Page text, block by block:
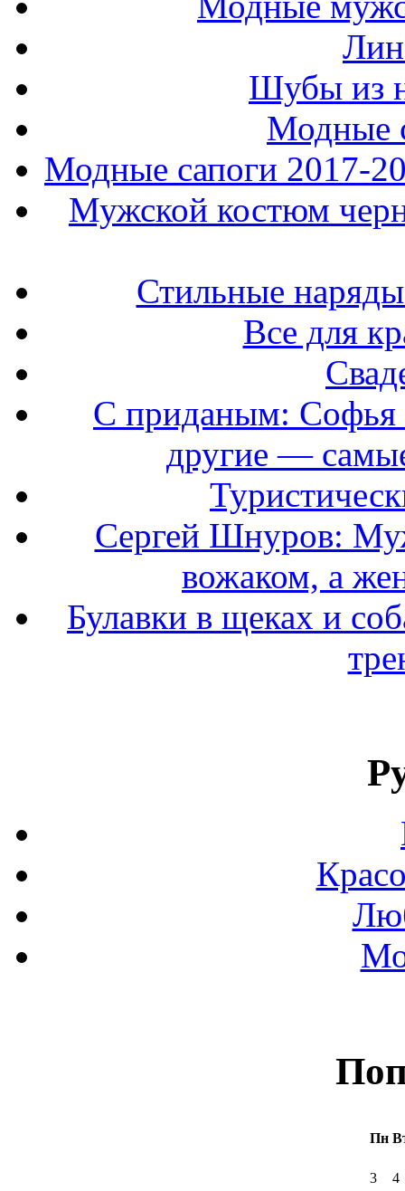
Шубы из
Модные
Модные сапоги 2017-
Мужской костюм
Стильные
Все для
С приданым: Софья
другие —
Сергей Шнуров:
вожаком, а
Булавки в щеках и
Пн
3
4